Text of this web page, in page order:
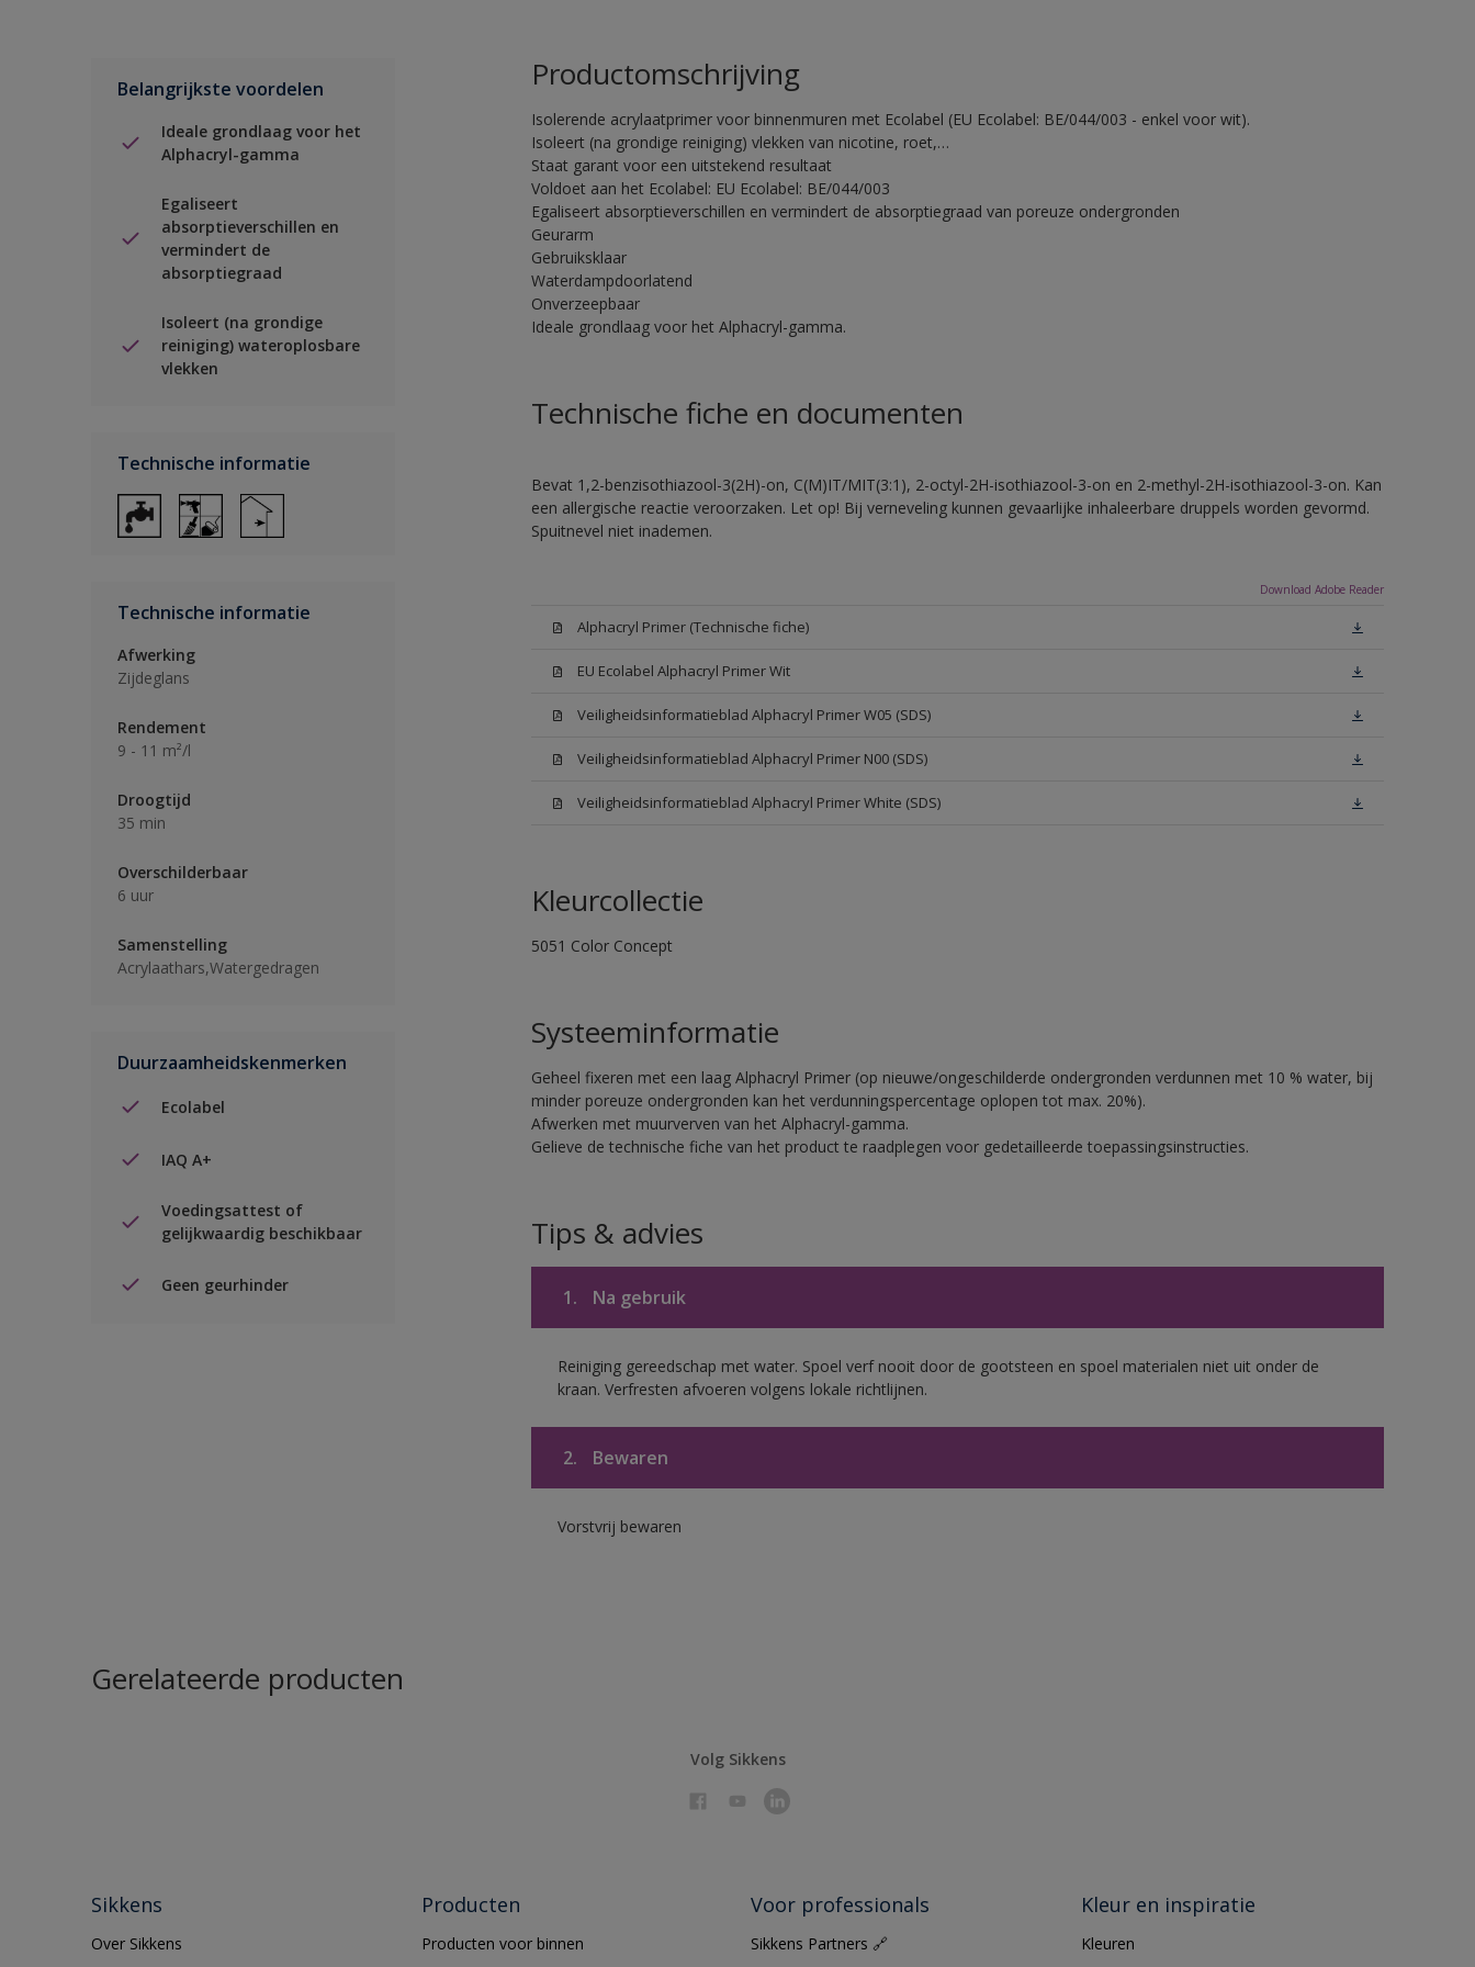
Belangrijkste voordelen
Ideale grondlaag voor het
Alphacryl-gamma
Egaliseert
absorptieverschillen en
vermindert de
absorptiegraad
Isoleert (na grondige
reiniging) wateroplosbare
vlekken
Technische informatie
Technische informatie
Afwerking
Zijdeglans
Rendement
9 - 11 m²/l
Droogtijd
35 min
Overschilderbaar
6 uur
Samenstelling
Acrylaathars,Watergedragen
Duurzaamheidskenmerken
Ecolabel
IAQ A+
Voedingsattest of
gelijkwaardig beschikbaar
Geen geurhinder
Productomschrijving
Isolerende acrylaatprimer voor binnenmuren met Ecolabel (EU Ecolabel: BE/044/003 - enkel voor wit).
Isoleert (na grondige reiniging) vlekken van nicotine, roet,…
Staat garant voor een uitstekend resultaat
Voldoet aan het Ecolabel: EU Ecolabel: BE/044/003
Egaliseert absorptieverschillen en vermindert de absorptiegraad van poreuze ondergronden
Geurarm
Gebruiksklaar
Waterdampdoorlatend
Onverzeepbaar
Ideale grondlaag voor het Alphacryl-gamma.
Technische fiche en documenten
Bevat 1,2-benzisothiazool-3(2H)-on, C(M)IT/MIT(3:1), 2-octyl-2H-isothiazool-3-on en 2-methyl-2H-isothiazool-3-on. Kan
een allergische reactie veroorzaken. Let op! Bij verneveling kunnen gevaarlijke inhaleerbare druppels worden gevormd.
Spuitnevel niet inademen.
Download Adobe Reader
Alphacryl Primer (Technische fiche)
EU Ecolabel Alphacryl Primer Wit
Veiligheidsinformatieblad Alphacryl Primer W05 (SDS)
Veiligheidsinformatieblad Alphacryl Primer N00 (SDS)
Veiligheidsinformatieblad Alphacryl Primer White (SDS)
Kleurcollectie
5051 Color Concept
Systeeminformatie
Geheel fixeren met een laag Alphacryl Primer (op nieuwe/ongeschilderde ondergronden verdunnen met 10 % water, bij
minder poreuze ondergronden kan het verdunningspercentage oplopen tot max. 20%).
Afwerken met muurverven van het Alphacryl-gamma.
Gelieve de technische fiche van het product te raadplegen voor gedetailleerde toepassingsinstructies.
Tips & advies
1. Na gebruik
Reiniging gereedschap met water. Spoel verf nooit door de gootsteen en spoel materialen niet uit onder de
kraan. Verfresten afvoeren volgens lokale richtlijnen.
2. Bewaren
Vorstvrij bewaren
Gerelateerde producten
Volg Sikkens
Sikkens
Over Sikkens
Producten
Producten voor binnen
Voor professionals
Sikkens Partners 🔗
Kleur en inspiratie
Kleuren